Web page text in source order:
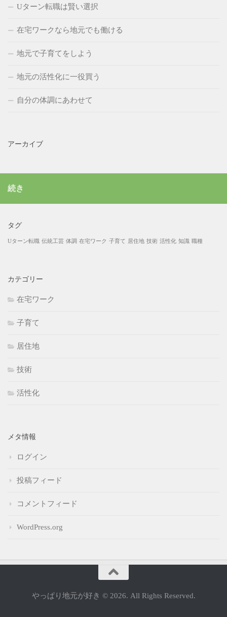
Uターン転職は賢い選択
在宅ワークなら地元でも働ける
地元で子育てをしよう
地元の活性化に一役買う
自分の体調にあわせて
アーカイブ
続き
タグ
Uターン転職 伝統工芸 体調 在宅ワーク 子育て 居住地 技術 活性化 知識 職種
カテゴリー
在宅ワーク
子育て
居住地
技術
活性化
メタ情報
ログイン
投稿フィード
コメントフィード
WordPress.org
やっぱり地元が好き © 2026. All Rights Reserved.